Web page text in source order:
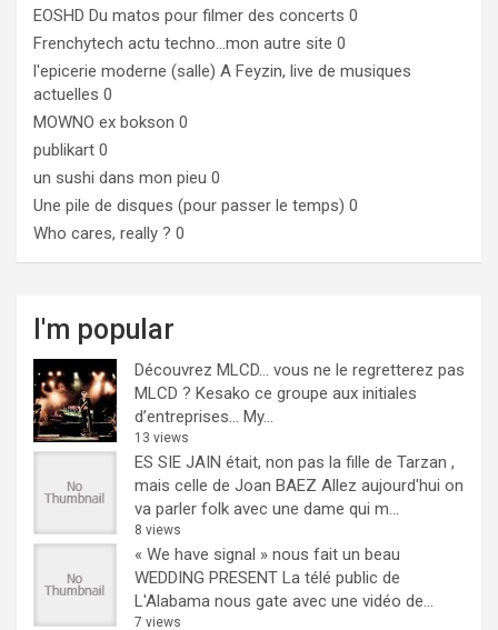
EOSHD Du matos pour filmer des concerts 0
Frenchytech actu techno…mon autre site 0
l'epicerie moderne (salle) A Feyzin, live de musiques
actuelles 0
MOWNO ex bokson 0
publikart 0
un sushi dans mon pieu 0
Une pile de disques (pour passer le temps) 0
Who cares, really ? 0
I'm popular
Découvrez MLCD… vous ne le regretterez pas
MLCD ? Kesako ce groupe aux initiales
d’entreprises… My...
13 views
ES SIE JAIN était, non pas la fille de Tarzan ,
mais celle de Joan BAEZ Allez aujourd'hui on
va parler folk avec une dame qui m...
8 views
« We have signal » nous fait un beau
WEDDING PRESENT La télé public de
L'Alabama nous gate avec une vidéo de...
7 views